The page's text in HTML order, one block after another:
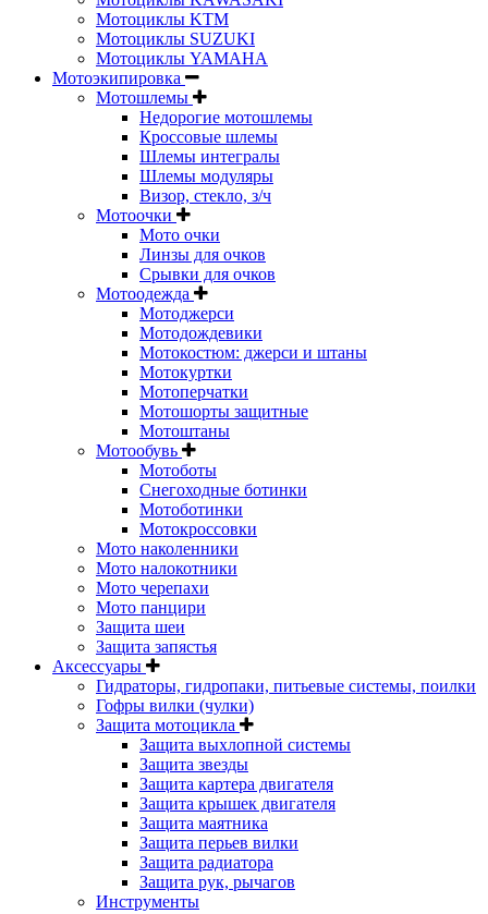
Мотоциклы KTM
Мотоциклы SUZUKI
Мотоциклы YAMAHA
Мотоэкипировка
Мотошлемы
Недорогие мотошлемы
Кроссовые шлемы
Шлемы интегралы
Шлемы модуляры
Визор, стекло, з/ч
Мотоочки
Мото очки
Линзы для очков
Срывки для очков
Мотоодежда
Мотоджерси
Мотодождевики
Мотокостюм: джерси и штаны
Мотокуртки
Мотоперчатки
Мотошорты защитные
Мотоштаны
Мотообувь
Мотоботы
Снегоходные ботинки
Мотоботинки
Мотокроссовки
Мото наколенники
Мото налокотники
Мото черепахи
Мото панцири
Защита шеи
Защита запястья
Аксессуары
Гидраторы, гидропаки, питьевые системы, поилки
Гофры вилки (чулки)
Защита мотоцикла
Защита выхлопной системы
Защита звезды
Защита картера двигателя
Защита крышек двигателя
Защита маятника
Защита перьев вилки
Защита радиатора
Защита рук, рычагов
Инструменты